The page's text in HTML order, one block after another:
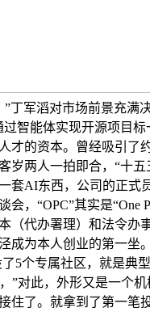
丁军滔对市场前景充满
智能体实现开源项目
才的资本。曾经吸引了
岁两人一拍即合，“十
套AI东西，公司的正式
会，“OPC”其实是
（代办署理）和法令办
成为本人创业的第一
5个专属社区，就是典
”对此，外形又是一个
住了。就拿到了第一笔